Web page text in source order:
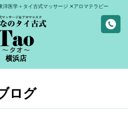
洋医学＋タイ古式マッサージ ✕アロマテラピー
横浜店
ログ